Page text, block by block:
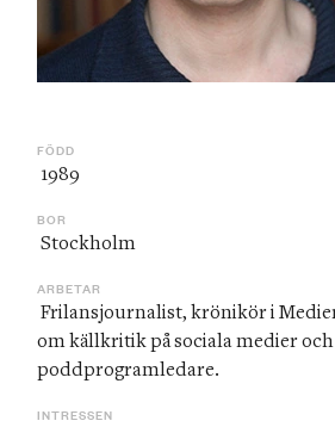
FÖDD
1989
BOR
Stockholm
ARBETAR
om källkritik på sociala medier och
poddprogramledare.
INTRESSEN